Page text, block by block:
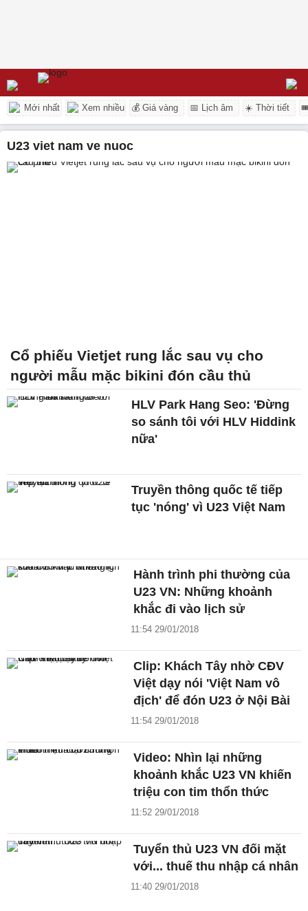
Mới nhất Xem nhiều 💰 Giá vàng 📅 Lịch âm ☀️ Thời tiết
u23 viet nam ve nuoc
Cổ phiếu Vietjet rung lắc sau vụ cho
người mẫu mặc bikini đón cầu thủ
HLV Park Hang Seo: 'Đừng
so sánh tôi với HLV Hiddink
nữa'
Truyền thông quốc tế tiếp
tục 'nóng' vì U23 Việt Nam
Hành trình phi thường của
U23 VN: Những khoảnh
khắc đi vào lịch sử
11:54 29/01/2018
Clip: Khách Tây nhờ CĐV
Việt dạy nói 'Việt Nam vô
địch' để đón U23 ở Nội Bài
11:54 29/01/2018
Video: Nhìn lại những
khoảnh khắc U23 VN khiến
triệu con tim thổn thức
11:52 29/01/2018
Tuyển thủ U23 VN đối mặt
với... thuế thu nhập cá nhân
11:40 29/01/2018